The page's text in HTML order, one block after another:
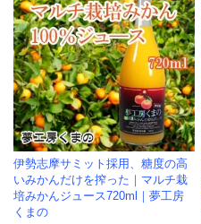
伊勢志摩サミット採用、糖度の高
いみかんだけを搾った｜マルチ栽
培みかんジュース720ml｜夢工房
くまの